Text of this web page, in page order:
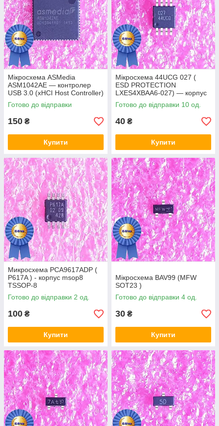
Мікросхема ASMedia
ASM1042AE — контролер
USB 3.0 (xHCI Host Controller)
Готово до відправки
150 ₴
Купити
Мікросхема 44UCG 027 (
ESD PROTECTION
LXES4XBAA6-027) — корпус
msop8
Готово до відправки 10 од.
40 ₴
Купити
Микросхема PCA9617ADP (
P617A ) - корпус msop8
TSSOP-8
Готово до відправки 2 од.
100 ₴
Купити
Мікросхема BAV99 (MFW
SOT23 )
Готово до відправки 4 од.
30 ₴
Купити